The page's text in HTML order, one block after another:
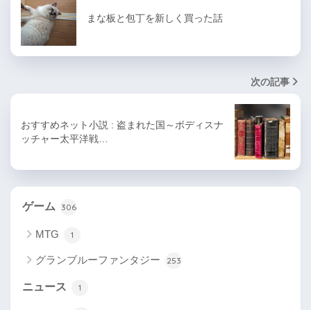
まな板と包丁を新しく買った話
次の記事
おすすめネット小説 : 盗まれた国～ボディスナ
ッチャー太平洋戦…
ゲーム 306
MTG 1
グランブルーファンタジー 253
ニュース 1